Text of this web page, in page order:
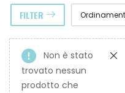
FILTER
Non è stato
trovato nessun
prodotto che